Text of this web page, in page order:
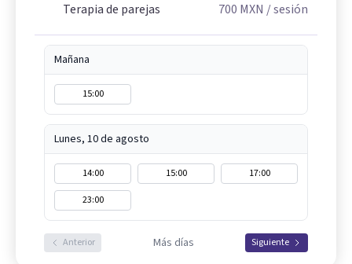
Terapia de parejas
700 MXN / sesión
Mañana
15:00
Lunes, 10 de agosto
14:00 15:00
17:00
23:00
Anterior Más días Siguiente